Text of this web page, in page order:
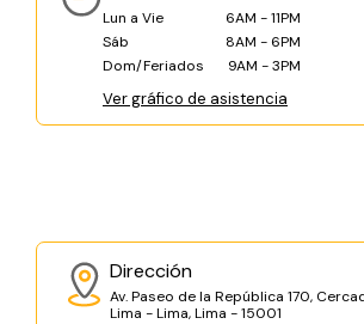
Lun a Vie
6AM - 11PM
Sáb
8AM - 6PM
Dom/Feriados
9AM - 3PM
Ver gráfico de asistencia
Dirección
Av. Paseo de la República 170,
Lima - Lima, Lima - 15001